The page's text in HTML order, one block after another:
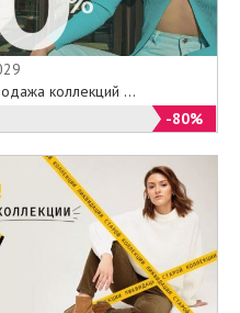
коллекций ...
-80%